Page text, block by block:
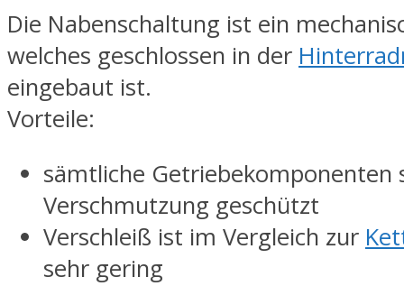
Die Nabenschaltung ist ein
welches geschlossen in der
eingebaut ist.
Vorteile:
sämtliche Getriebekomponenten
Verschmutzung geschützt
Verschleiß ist im Vergleich zur
sehr gering